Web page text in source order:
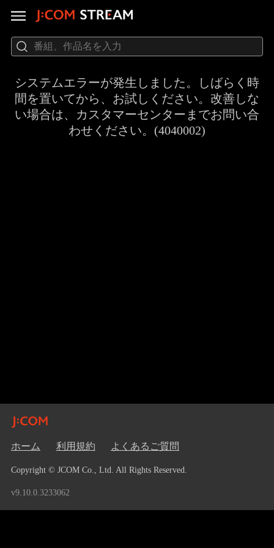
システムエラーが発生しました。しばらく時
間を置いてから、お試しください。改善しな
い場合は、カスタマーセンターまでお問い合
わせください。(4040002)
ホーム 利用規約 よくあるご質問
Copyright © JCOM Co., Ltd. All Rights Reserved.
v9.10.0.3233062